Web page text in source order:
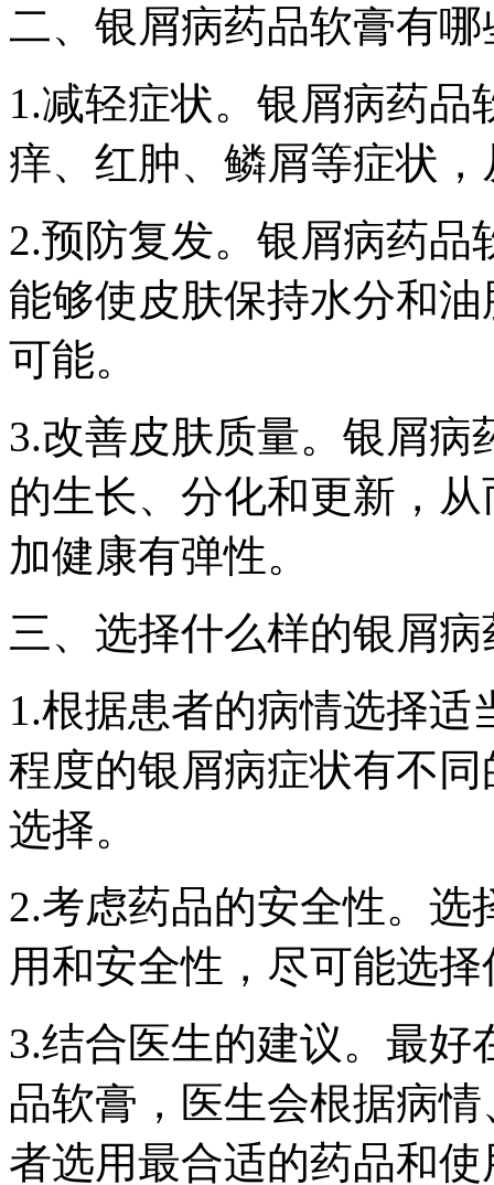
二、银屑病药品软膏有
1.减轻症状。银屑病药
痒、红肿、鳞屑等症状
2.预防复发。银屑病药
能够使皮肤保持水分和
可能。
3.改善皮肤质量。银屑
的生长、分化和更新，
加健康有弹性。
三、选择什么样的银屑
1.根据患者的病情选择
程度的银屑病症状有不
选择。
2.考虑药品的安全性。
用和安全性，尽可能选
3.结合医生的建议。最
品软膏，医生会根据病
者选用最合适的药品和